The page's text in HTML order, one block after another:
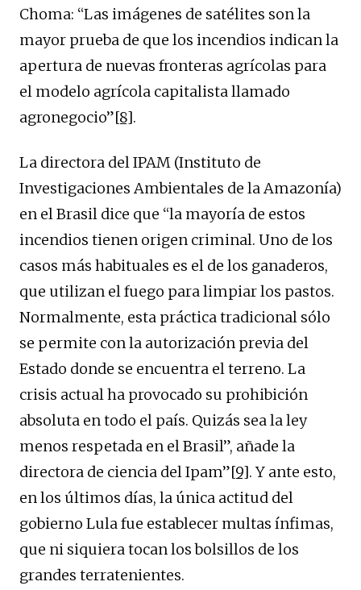
Choma: “Las imágenes de satélites son la
mayor prueba de que los incendios indican la
apertura de nuevas fronteras agrícolas para
el modelo agrícola capitalista llamado
agronegocio”[8].
La directora del IPAM (Instituto de
Investigaciones Ambientales de la Amazonía)
en el Brasil dice que “la mayoría de estos
incendios tienen origen criminal. Uno de los
casos más habituales es el de los ganaderos,
que utilizan el fuego para limpiar los pastos.
Normalmente, esta práctica tradicional sólo
se permite con la autorización previa del
Estado donde se encuentra el terreno. La
crisis actual ha provocado su prohibición
absoluta en todo el país. Quizás sea la ley
menos respetada en el Brasil”, añade la
directora de ciencia del Ipam”[9]. Y ante esto,
en los últimos días, la única actitud del
gobierno Lula fue establecer multas ínfimas,
que ni siquiera tocan los bolsillos de los
grandes terratenientes.